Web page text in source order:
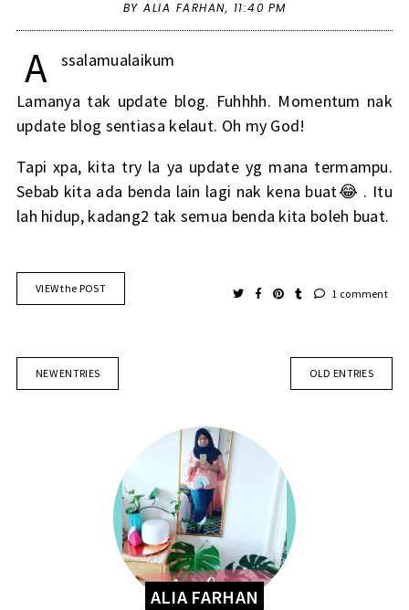
BY ALIA FARHAN, 11:40 PM
A
ssalamualaikum
Lamanya tak update blog. Fuhhhh. Momentum nak
update blog sentiasa kelaut. Oh my God!
Tapi xpa, kita try la ya update yg mana termampu.
Sebab kita ada benda lain lagi nak kena buat😂 . Itu
lah hidup, kadang2 tak semua benda kita boleh buat.
VIEW the POST 1 comment
NEW ENTRIES OLD ENTRIES
ALIA FARHAN